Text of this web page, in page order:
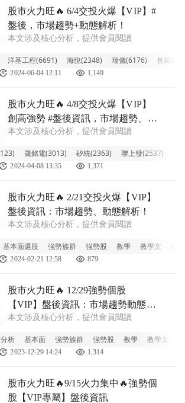
6/4交投火爆【VIP】#盤後，市場趨勢+動
股市火力旺🔥 6/4交投火爆【VIP】#
盤後，市場趨勢+動態解析！
本文涉及核心分析，提供會員閱讀
洋基工程(6691) 海悅(2348) 瑞儀(6176) 長榮鋼
2024-06-04 12:11 1,149
4/8交投火爆【VIP】創高強勢 #盤後資訊
股市火力旺🔥 4/8交投火爆【VIP】
創高強勢 #盤後資訊，市場趨勢、動
態解析！
本文涉及核心分析，提供會員閱讀
晟銘電(3013) 矽統(2363) 聯上發(2537)
2024-04-08 13:35 1,371
2/21交投火爆【VIP】盤後資訊：市場趨
股市火力旺🔥 2/21交投火爆【VIP】
盤後資訊：市場趨勢、動態解析！
本文涉及核心分析，提供會員閱讀
基本面選股 強勢族群 強勢股 教學 教學文
2024-02-21 12:58 879
12/29強勢個股【VIP】盤後資訊：市場趨
​股市火力旺🔥 12/29強勢個股
【VIP】盤後資訊：市場趨勢動態解
析
本文涉及核心分析，提供會員閱讀
析 基本面 強勢族群 強勢股 教學 教學文
2023-12-29 14:24 1,314
15火力集中🔥強勢個股【VIP專屬】盤後
股市火力旺🔥9/15火力集中🔥強勢個
股【VIP專屬】盤後資訊